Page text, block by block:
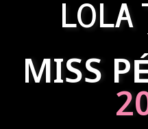
LOLA
MISS